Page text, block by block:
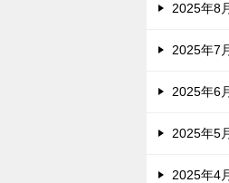
2025年8
2025年7
2025年6
2025年5
2025年4